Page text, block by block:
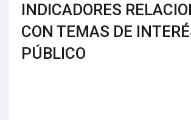
INDICADORES
CON TEMAS DE
PÚBLICO